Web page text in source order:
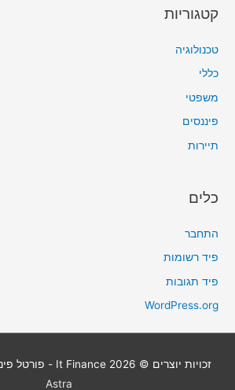
קטגוריות
טכנולוגיה
כללי
משפטי
פיננסים
תיירות
כלים
התחבר
פיד רשומות
פיד תגובות
WordPress.org
זכויות יוצרים © 2026 It Finance - פורטל פיננסים
Astra